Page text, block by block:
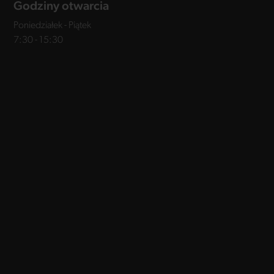
Godziny otwarcia
Poniedziałek - Piątek
7:30 - 15:30